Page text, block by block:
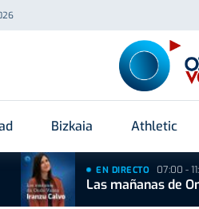
Bizkaia Athletic
EN DIRECTO 07:00 -
Las mañanas de